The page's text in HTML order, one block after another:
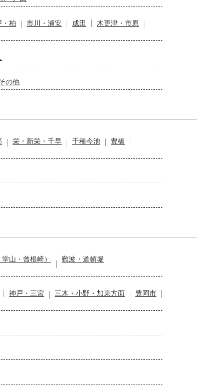
・柏 市川・浦安 成田
木更津・市原
の他
栄・新栄・千早 千種今池
豊橋
山・曾根崎）
難波・道頓堀
神戸・三宮 三木・小野・加東方面
豊岡市